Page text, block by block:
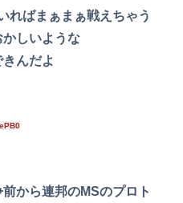
ればまぁまぁ戦えちゃう
しいような
んだよ
から連邦のMSのプロト